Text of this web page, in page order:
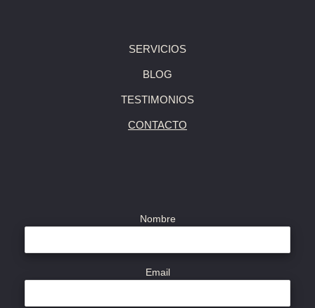
SERVICIOS
BLOG
TESTIMONIOS
CONTACTO
Nombre
Email